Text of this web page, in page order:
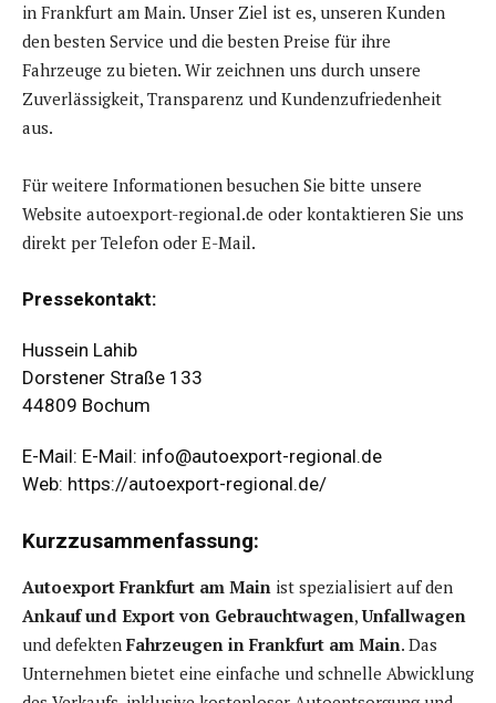
in Frankfurt am Main. Unser Ziel ist es, unseren Kunden
den besten Service und die besten Preise für ihre
Fahrzeuge zu bieten. Wir zeichnen uns durch unsere
Zuverlässigkeit, Transparenz und Kundenzufriedenheit
aus.
Für weitere Informationen besuchen Sie bitte unsere
Website autoexport-regional.de oder kontaktieren Sie uns
direkt per Telefon oder E-Mail.
Pressekontakt:
Hussein Lahib
Dorstener Straße 133
44809 Bochum
E-Mail: E-Mail: info@autoexport-regional.de
Web: https://autoexport-regional.de/
Kurzzusammenfassung:
Autoexport Frankfurt am Main ist spezialisiert auf den
Ankauf und Export von Gebrauchtwagen,Unfallwagen
und defekten Fahrzeugen in Frankfurt am Main. Das
Unternehmen bietet eine einfache und schnelle Abwicklung